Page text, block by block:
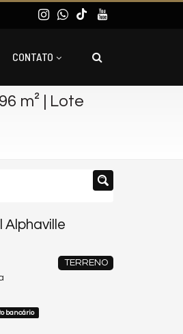
CONTATO
m² | Lote
Alphaville
TERRENO
bancário